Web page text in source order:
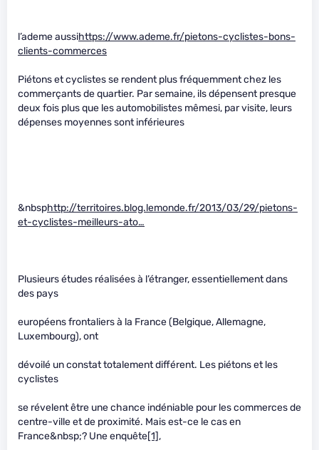
l’ademe aussihttps://www.ademe.fr/pietons-cyclistes-bons-
clients-commerces
Piétons et cyclistes se rendent plus fréquemment chez les
commerçants de quartier. Par semaine, ils dépensent presque
deux fois plus que les automobilistes mêmesi, par visite, leurs
dépenses moyennes sont inférieures
&nbsphttp://territoires.blog.lemonde.fr/2013/03/29/pietons-
et-cyclistes-meilleurs-ato…
Plusieurs études réalisées à l’étranger, essentiellement dans
des pays
européens frontaliers à la France (Belgique, Allemagne,
Luxembourg), ont
dévoilé un constat totalement différent. Les piétons et les
cyclistes
se révelent être une chance indéniable pour les commerces de
centre-ville et de proximité. Mais est-ce le cas en
France&nbsp;? Une enquête[1],